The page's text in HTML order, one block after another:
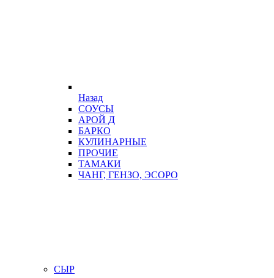
Назад
СОУСЫ
АРОЙ Д
БАРКО
КУЛИНАРНЫЕ
ПРОЧИЕ
ТАМАКИ
ЧАНГ, ГЕНЗО, ЭСОРО
СЫР